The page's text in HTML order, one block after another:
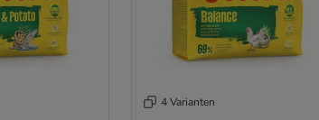
4 Varianten